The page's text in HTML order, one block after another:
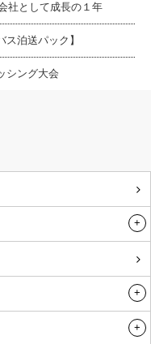
社として成長の１年
泊送パック】
シング大会